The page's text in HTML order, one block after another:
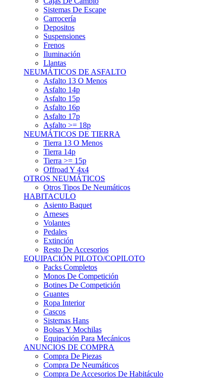
Sistemas De Escape
Carrocería
Depositos
Suspensiones
Frenos
Iluminación
Llantas
NEUMÁTICOS DE ASFALTO
Asfalto 13 O Menos
Asfalto 14p
Asfalto 15p
Asfalto 16p
Asfalto 17p
Asfalto >= 18p
NEUMÁTICOS DE TIERRA
Tierra 13 O Menos
Tierra 14p
Tierra >= 15p
Offroad Y 4x4
OTROS NEUMÁTICOS
Otros Tipos De Neumáticos
HABITACULO
Asiento Baquet
Arneses
Volantes
Pedales
Extinción
Resto De Accesorios
EQUIPACIÓN PILOTO/COPILOTO
Packs Completos
Monos De Competición
Botines De Competición
Guantes
Ropa Interior
Cascos
Sistemas Hans
Bolsas Y Mochilas
Equipación Para Mecánicos
ANUNCIOS DE COMPRA
Compra De Piezas
Compra De Neumáticos
Compra De Accesorios De Habitáculo